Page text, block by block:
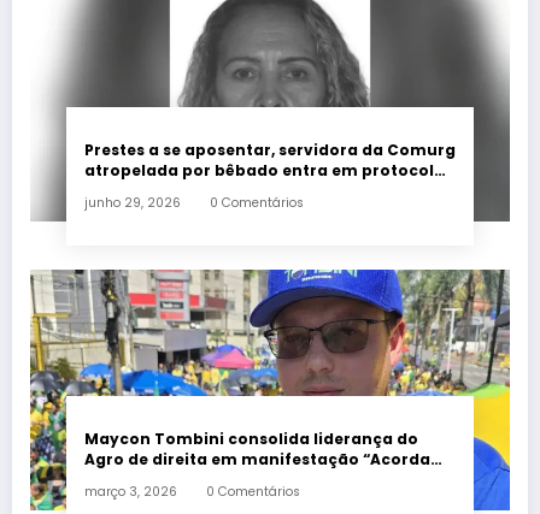
Prestes a se aposentar, servidora da Comurg
atropelada por bêbado entra em protocolo
junho 29, 2026 0 Comentários
Maycon Tombini consolida liderança do
Agro de direita em manifestação “Acorda
março 3, 2026 0 Comentários